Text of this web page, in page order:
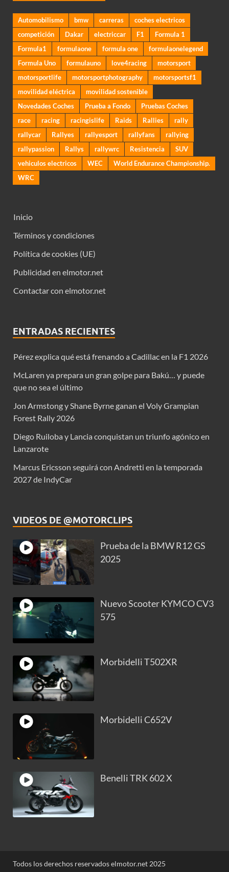
Automobilismo bmw carreras
coches electricos
competición
Dakar electriccar F1
Formula 1
Formula1
formulaone formula one
formulaonelegend
Formula Uno
formulauno love4racing
motorsport
motorsportlife
motorsportphotography
motorsportsf1
movilidad eléctrica
movilidad sostenible
Novedades Coches
Prueba a Fondo
Pruebas Coches
race
racing racingislife Raids Rallies
rally
rallycar
Rallyes rallyesport rallyfans
rallying
rallypassion
Rallys rallywrc Resistencia
SUV
vehiculos electricos
WEC
World Endurance Championship.
WRC
Inicio
Términos y condiciones
Política de cookies (UE)
Publicidad en elmotor.net
Contactar con elmotor.net
ENTRADAS RECIENTES
Pérez explica qué está frenando a Cadillac en la F1 2026
McLaren ya prepara un gran golpe para Bakú… y puede
que no sea el último
Jon Armstong y Shane Byrne ganan el Voly Grampian
Forest Rally 2026
Diego Ruiloba y Lancia conquistan un triunfo agónico en
Lanzarote
Marcus Ericsson seguirá con Andretti en la temporada
2027 de IndyCar
VIDEOS DE @MOTORCLIPS
Prueba de la BMW R12 GS
2025
Nuevo Scooter KYMCO CV3
575
Morbidelli T502XR
Morbidelli C652V
Benelli TRK 602 X
Todos los derechos reservados elmotor.net 2025